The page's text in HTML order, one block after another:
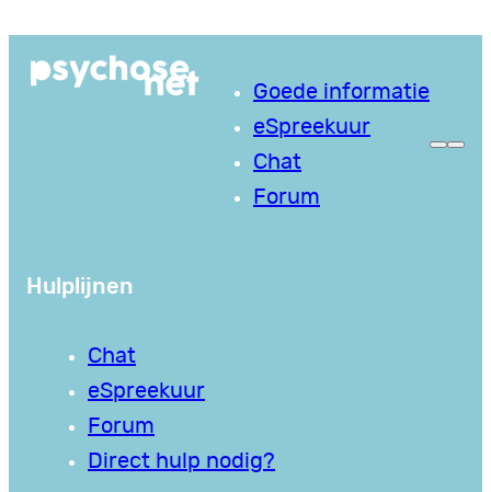
naar
Goede informatie
eSpreekuur
Chat
Forum
Hulplijnen
Chat
eSpreekuur
Forum
Direct hulp nodig?